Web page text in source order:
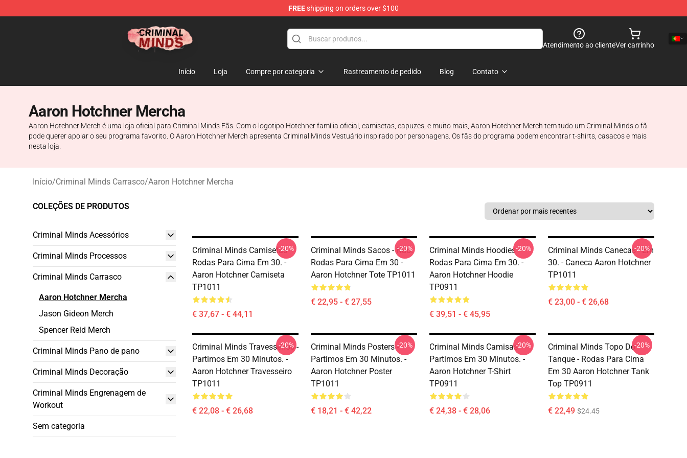
FREEshipping on orders over $100
Criminal Minds Shop - Official Criminal Minds Merchandise Store
Atendimento ao clienteVer carrinho
Início Loja Compre por categoria Rastreamento de pedido Blog Contato
Aaron Hotchner Mercha
Aaron Hotchner Merch é uma loja oficial para Criminal Minds Fãs. Com o logotipo Hotchner família oficial, camisetas, capuzes, e muito mais, Aaron Hotchner Merch tem tudo um Criminal Minds o fã
pode querer apoiar o seu programa favorito. O Aaron Hotchner Merch apresenta Criminal Minds Vestuário inspirado por personagens. Os fãs do programa podem encontrar t-shirts, casacos e mais
nesta loja.
Início/Criminal Minds Carrasco/Aaron Hotchner Mercha
COLEÇÕES DE PRODUTOS
Criminal Minds Acessórios
Criminal Minds Processos
Criminal Minds Carrasco
Aaron Hotchner Mercha
Jason Gideon Merch
Spencer Reid Merch
Criminal Minds Pano de pano
Criminal Minds Decoração
Criminal Minds Engrenagem de
Workout
Sem categoria
Criminal Minds Camisetas -
Rodas Para Cima Em 30. -
Aaron Hotchner Camiseta
TP1011
€ 37,67 - € 44,11
-20%
Criminal Minds Sacos - Não.
Rodas Para Cima Em 30 -
Aaron Hotchner Tote TP1011
€ 22,95 - € 27,55
-20%
Criminal Minds Hoodies -
Rodas Para Cima Em 30. -
Aaron Hotchner Hoodie
TP0911
€ 39,51 - € 45,95
-20%
Criminal Minds Canecas - Em
30. - Caneca Aaron Hotchner
TP1011
€ 23,00 - € 26,68
-20%
Criminal Minds Travesseiros -
Partimos Em 30 Minutos. -
Aaron Hotchner Travesseiro
TP1011
€ 22,08 - € 26,68
-20%
Criminal Minds Posters -
Partimos Em 30 Minutos. -
Aaron Hotchner Poster
TP1011
€ 18,21 - € 42,22
-20%
Criminal Minds Camisas -
Partimos Em 30 Minutos. -
Aaron Hotchner T-Shirt
TP0911
€ 24,38 - € 28,06
-20%
Criminal Minds Topo Do
Tanque - Rodas Para Cima
Em 30 Aaron Hotchner Tank
Top TP0911
€ 22,49 $24.45
-20%